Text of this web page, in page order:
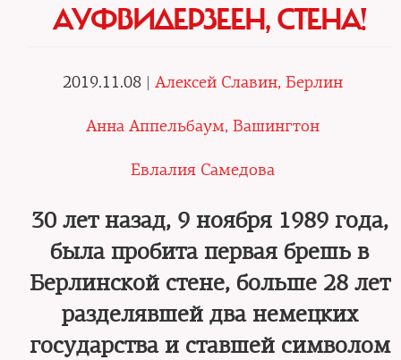
АУФВИДЕРЗЕЕН, СТЕНА!
2019.11.08 | Алексей Славин, Берлин
Анна Аппельбаум, Вашингтон
Евлалия Самедова
30 лет назад, 9 ноября 1989 года,
была пробита первая брешь в
Берлинской стене, больше 28 лет
разделявшей два немецких
государства и ставшей символом